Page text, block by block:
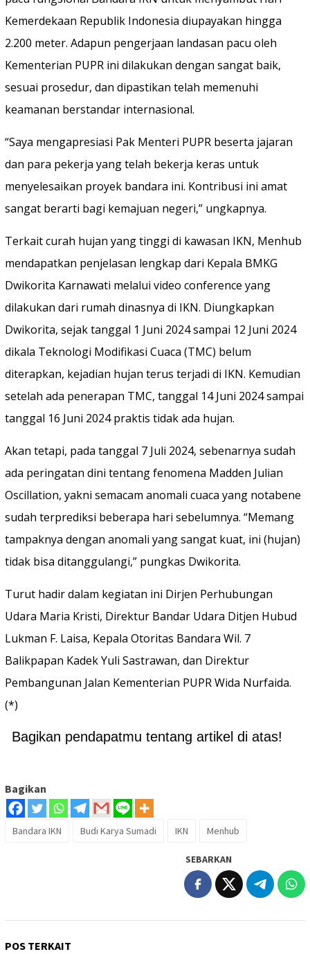
Kemerdekaan Republik Indonesia diupayakan hingga
2.200 meter. Adapun pengerjaan landasan pacu oleh
Kementerian PUPR ini dilakukan dengan sangat baik,
sesuai prosedur, dan dipastikan telah memenuhi
keamanan berstandar internasional.
“Saya mengapresiasi Pak Menteri PUPR beserta jajaran
dan para pekerja yang telah bekerja keras untuk
menyelesaikan proyek bandara ini. Kontribusi ini amat
sangat berarti bagi kemajuan negeri,” ungkapnya.
Terkait curah hujan yang tinggi di kawasan IKN, Menhub
mendapatkan penjelasan lengkap dari Kepala BMKG
Dwikorita Karnawati melalui video conference yang
dilakukan dari rumah dinasnya di IKN. Diungkapkan
Dwikorita, sejak tanggal 1 Juni 2024 sampai 12 Juni 2024
dikala Teknologi Modifikasi Cuaca (TMC) belum
diterapkan, kejadian hujan terus terjadi di IKN. Kemudian
setelah ada penerapan TMC, tanggal 14 Juni 2024 sampai
tanggal 16 Juni 2024 praktis tidak ada hujan.
Akan tetapi, pada tanggal 7 Juli 2024, sebenarnya sudah
ada peringatan dini tentang fenomena Madden Julian
Oscillation, yakni semacam anomali cuaca yang notabene
sudah terprediksi beberapa hari sebelumnya. “Memang
tampaknya dengan anomali yang sangat kuat, ini (hujan)
tidak bisa ditanggulangi,” pungkas Dwikorita.
Turut hadir dalam kegiatan ini Dirjen Perhubungan
Udara Maria Kristi, Direktur Bandar Udara Ditjen Hubud
Lukman F. Laisa, Kepala Otoritas Bandara Wil. 7
Balikpapan Kadek Yuli Sastrawan, dan Direktur
Pembangunan Jalan Kementerian PUPR Wida Nurfaida.
(*)
Bagikan pendapatmu tentang artikel di atas!
Bagikan
Bandara IKN Budi Karya Sumadi IKN Menhub
SEBARKAN
POS TERKAIT